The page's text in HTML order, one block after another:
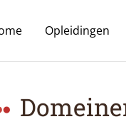
Opleidingen